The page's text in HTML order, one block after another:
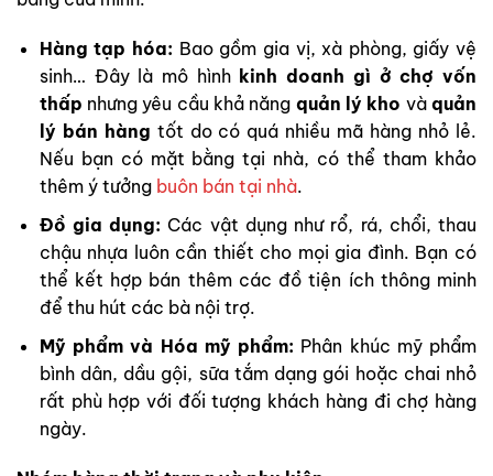
Hàng tạp hóa: Bao gồm gia vị, xà phòng, giấy vệ
sinh… Đây là mô hình kinh doanh gì ở chợ vốn
thấp nhưng yêu cầu khả năng quản lý kho và quản
lý bán hàng tốt do có quá nhiều mã hàng nhỏ lẻ.
Nếu bạn có mặt bằng tại nhà, có thể tham khảo
thêm ý tưởng buôn bán tại nhà.
Đồ gia dụng: Các vật dụng như rổ, rá, chổi, thau
chậu nhựa luôn cần thiết cho mọi gia đình. Bạn có
thể kết hợp bán thêm các đồ tiện ích thông minh
để thu hút các bà nội trợ.
Mỹ phẩm và Hóa mỹ phẩm: Phân khúc mỹ phẩm
bình dân, dầu gội, sữa tắm dạng gói hoặc chai nhỏ
rất phù hợp với đối tượng khách hàng đi chợ hàng
ngày.